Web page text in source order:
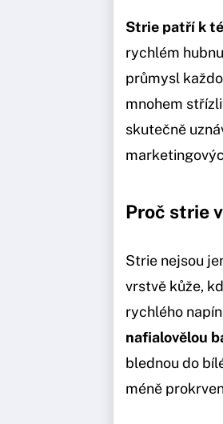
Strie patří k
rychlém
průmysl
mnohem
skutečně
Proč strie
Strie nejsou
vrstvě kůže,
rychlého
nafialovělou
blednou do
méně